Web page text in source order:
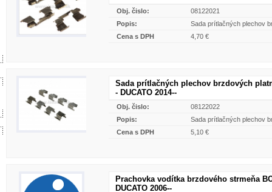
Obj. čislo:
08122021
Popis:
Sada prítlačných plechov
Cena s DPH
4,70 €
Sada prítlačných plechov brzdových
- DUCATO 2014--
Obj. čislo:
08122022
Popis:
Sada prítlačných plechov
Cena s DPH
5,10 €
Prachovka vodítka brzdového strmeňa
DUCATO 2006--